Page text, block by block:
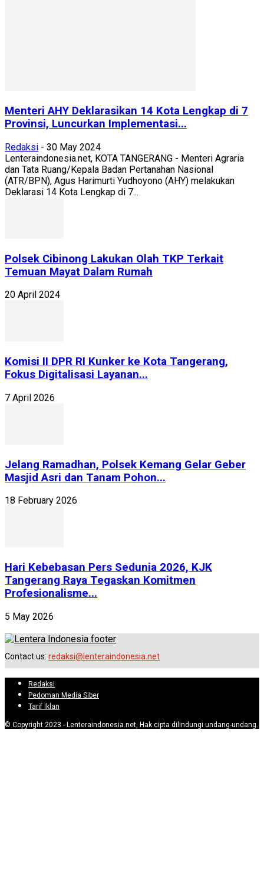
Menteri AHY Deklarasikan 14 Kota Lengkap di 7
Provinsi, Luncurkan Implementasi...
Redaksi - 30 May 2024
Lenteraindonesia.net, KOTA TANGERANG - Menteri Agraria
dan Tata Ruang/Kepala Badan Pertanahan Nasional
(ATR/BPN), Agus Harimurti Yudhoyono (AHY) melakukan
Deklarasi 14 Kota Lengkap di 7...
Polsek Cibinong Lakukan Olah TKP Terkait
Temuan Mayat Dalam Rumah
20 April 2024
Komisi II DPR RI Kunker ke Kota Tangerang,
Fokus Digitalisasi Layanan...
7 April 2026
Jelang Ramadhan, Polsek Kemang Gelar Geber
Masjid Asri dan Tanam Pohon...
18 February 2026
Hari Kebebasan Pers Sedunia 2026, KJK
Tangerang Raya Tegaskan Komitmen
Profesionalisme...
5 May 2026
Contact us: redaksi@lenteraindonesia.net
Redaksi
Pedoman Media Siber
Tarif Iklan
© Copyright 2023 - Lenteraindonesia.net, Hak cipta dilindungi undang-undang.